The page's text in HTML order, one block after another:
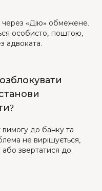
через «Дію» обмежене.
особисто, поштою,
адвоката.
до банку та
не вирішується,
звертатися до